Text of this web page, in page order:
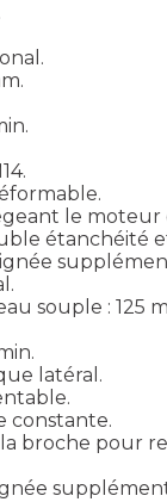
le moteur
étanchéité
souple : 125
latéral.
constante.
broche pour